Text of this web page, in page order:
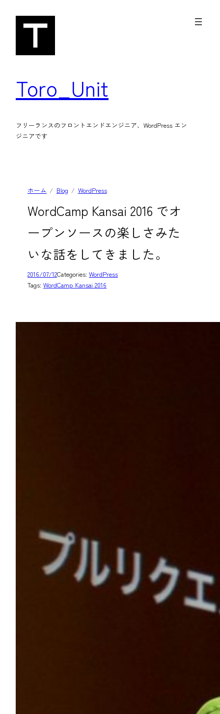
Toro_Unit
フリーランスのフロントエンドエンジニア、WordPress エン
ジニアです
ホーム Blog WordPress
WordCamp Kansai 2016 でオ
ープンソースの楽しさみた
いな話をしてきました。
2016/07/12Categories: WordPress
Tags: WordCamp Kansai 2016